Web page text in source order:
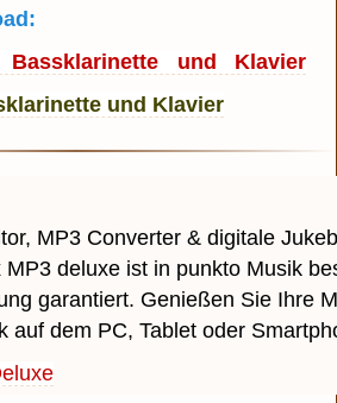
und Klavier
MP3 Converter & digitale
MP3 deluxe ist in punkto Musik
garantiert. Genießen Sie Ihre
auf dem PC, Tablet oder